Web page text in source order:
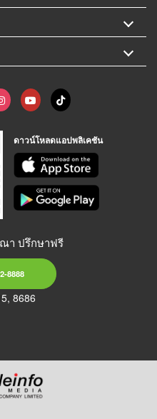
ดาวน์โหลดแอปพลิเคชัน
า ปรึกษาฟรี
8888
8686